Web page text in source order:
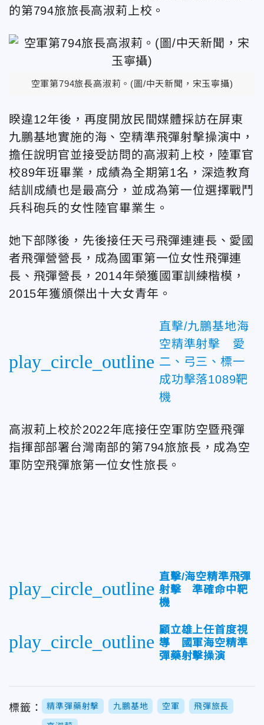
的第794旅旅長高淑莉上校。
空軍第794旅長高淑莉。(圖/中天新聞，宋玉寧攝)
睽違12年後，再度開放民間媒體採訪在屏東
九鵬基地實施的海、空精準飛彈射擊操演中，
擔任說明官並接受訪問的高淑莉上校，陸軍官
校89年班畢業，成績為全期第1名，深造教育
結訓成績也是最高分，並成為第一位選擇戰鬥
兵科砲兵的女性陸官畢業生。
她下部隊後，先後接任天弓飛彈連連長、愛國
者飛彈營營長，成為國軍第一位女性飛彈連
長、飛彈營長，2014年榮獲國軍訓練楷模，
2015年獲頒傑出十大女青年。
play_circle_outline
直擊/九鵬基地海
空精準射擊 愛
二、弓三、標一
成功擊落1089靶
機
高淑莉上校於2022年底接任空軍防空暨飛彈
指揮部部署台灣南部的第794旅旅長，成為空
軍防空飛彈旅第一位女性旅長。
play_circle_outline
直擊/海空精準飛彈
射擊 準確命中靶
機
play_circle_outline
顧立雄上任首度視
導 國軍海空精準
彈藥射擊操演
標籤： 精準彈藥射擊 九鵬基地 空軍 飛彈旅長